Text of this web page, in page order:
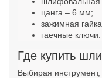
цанга – 6 мм;
зажимная
гаечные ключи.
Где купить
Выбирая